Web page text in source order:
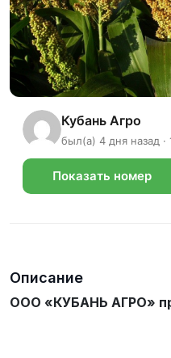
Кубань Агро
был(а) 4 дня назад
Показать номер
Описание
ООО «КУБАНЬ АГРО»